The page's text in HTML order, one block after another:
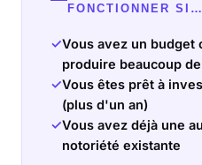
FONCTIONNER SI…
✓Vous avez un budget
produire beaucoup
✓Vous êtes prêt à
(plus d'un an)
✓Vous avez déjà une
notoriété existante